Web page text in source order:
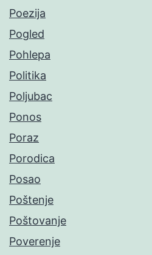
Poezija
Pogled
Pohlepa
Politika
Poljubac
Ponos
Poraz
Porodica
Posao
Poštenje
Poštovanje
Poverenje